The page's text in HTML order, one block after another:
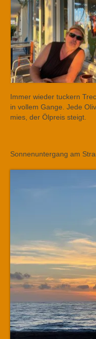
Immer wieder tuckern
in vollem Gange. Jede
mies, der Ölpreis steigt.
Sonnenuntergang am